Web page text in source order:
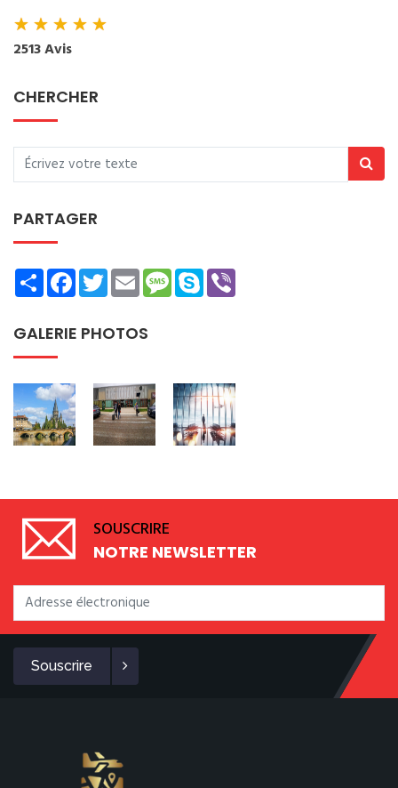
★★★★★
2513 Avis
CHERCHER
PARTAGER
ShareFacebookTwitterEmailMessage
Skype
GALERIE PHOTOS
SOUSCRIRE
NOTRE NEWSLETTER
Souscrire